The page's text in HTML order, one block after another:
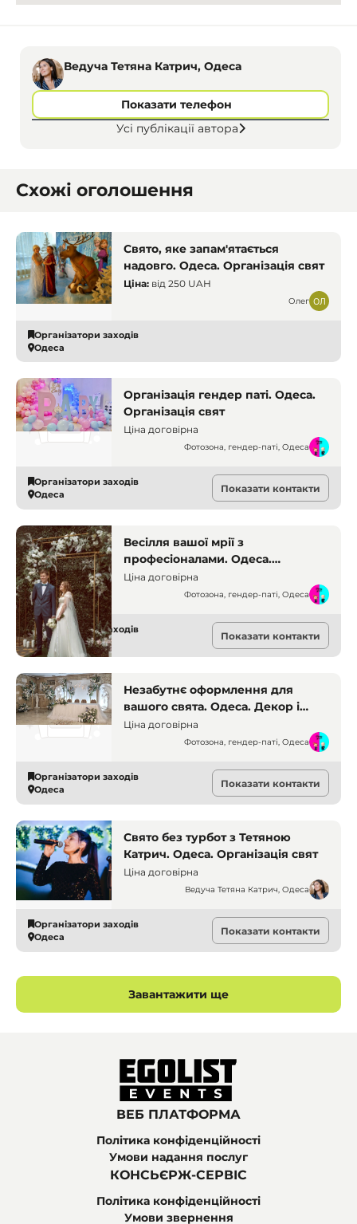
Ведуча Тетяна Катрич, Одеса
Показати телефон
Усі публікації автора
Схожі оголошення
Свято, яке запам'ятається
надовго. Одеса. Організація свят
Ціна: від 250 UAH
Олег
Організатори заходів
Одеса
Організація гендер паті. Одеса.
Організація свят
Ціна договірна
Фотозона, гендер-паті, Одеса
Організатори заходів
Одеса
Показати контакти
Весілля вашої мрії з
професіоналами. Одеса.
Організація весілля
Ціна договірна
Фотозона, гендер-паті, Одеса
Організатори заходів
Одеса
Показати контакти
Незабутнє оформлення для
вашого свята. Одеса. Декор і
фотозони
Ціна договірна
Фотозона, гендер-паті, Одеса
Організатори заходів
Одеса
Показати контакти
Свято без турбот з Тетяною
Катрич. Одеса. Організація свят
Ціна договірна
Ведуча Тетяна Катрич, Одеса
Організатори заходів
Одеса
Показати контакти
Завантажити ще
ВЕБ ПЛАТФОРМА
Політика конфіденційності
Умови надання послуг
КОНСЬЄРЖ-СЕРВІС
Політика конфіденційності
Умови звернення